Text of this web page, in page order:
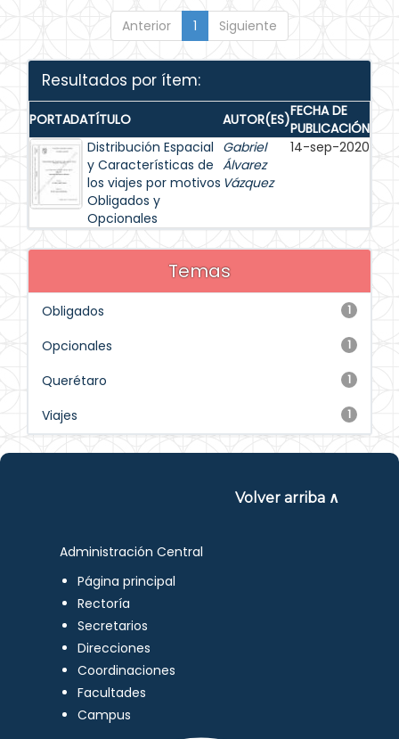
Anterior 1 Siguiente
Resultados por ítem:
PORTADATÍTULO AUTOR(ES)FECHA DE
PUBLICACIÓN
Distribución Espacial
y Características de
los viajes por motivos
Obligados y
Opcionales
Gabriel
Álvarez
Vázquez
14-sep-2020
Temas
1
Obligados
1
Opcionales
1
Querétaro
1
Viajes
Volver arriba ∧
Administración Central
Página principal
Rectoría
Secretarios
Direcciones
Coordinaciones
Facultades
Campus